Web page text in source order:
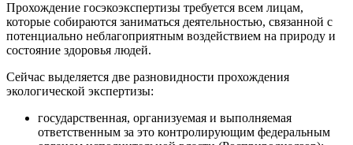
Прохождение госэкоэкспертизы требуется всем лицам,
которые собираются заниматься деятельностью, связанной с
потенциально неблагоприятным воздействием на природу и
состояние здоровья людей.
Сейчас выделяется две разновидности прохождения
экологической экспертизы:
государственная, организуемая и выполняемая
ответственным за это контролирующим федеральным